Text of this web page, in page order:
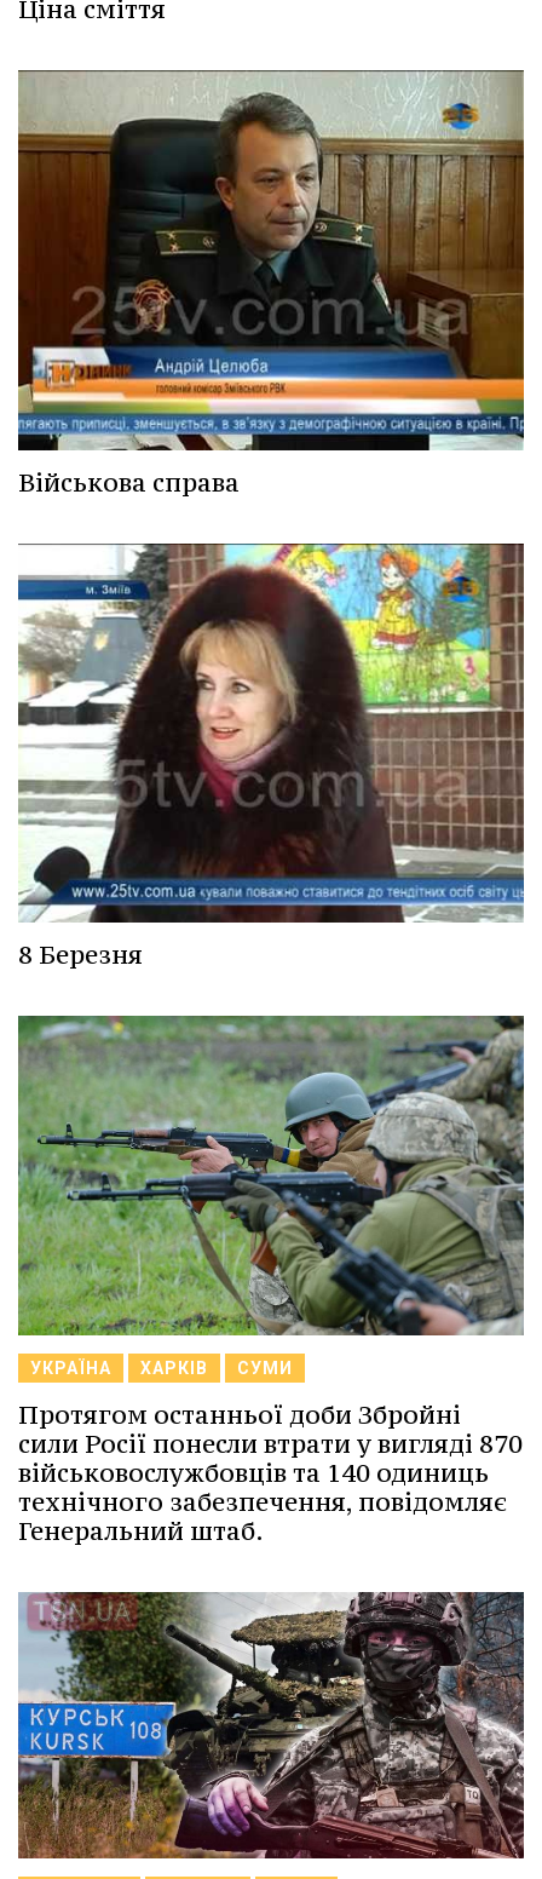
Ціна сміття
Військова справа
8 Березня
УКРАЇНА ХАРКІВ СУМИ
Протягом останньої доби Збройні
сили Росії понесли втрати у вигляді 870
військовослужбовців та 140 одиниць
технічного забезпечення, повідомляє
Генеральний штаб.